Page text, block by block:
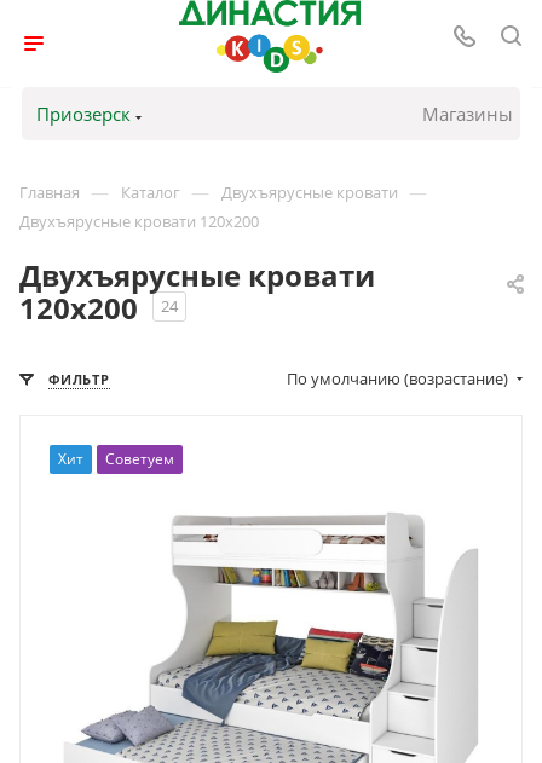
Приозерск Магазины
Главная — Каталог — Двухъярусные кровати —
Двухъярусные кровати 120х200
Двухъярусные кровати
120х200
24
ФИЛЬТР По умолчанию (возрастание)
Хит Советуем